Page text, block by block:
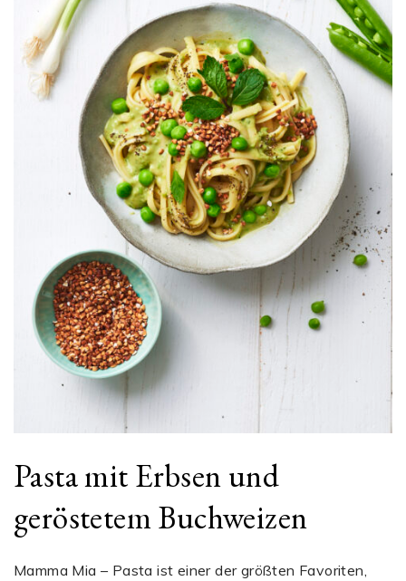
Pasta mit Erbsen und
geröstetem Buchweizen
Mamma Mia – Pasta ist einer der größten Favoriten,